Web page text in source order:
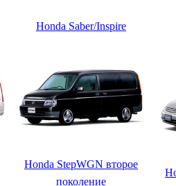
Honda Saber/Inspire
Honda StepWGN второе
поколение